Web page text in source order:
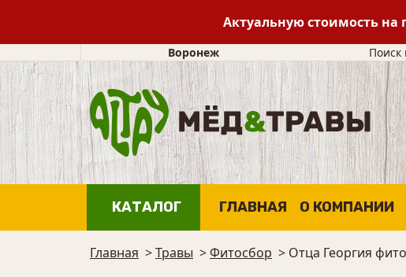
Актуальную стоимость на
Воронеж Поиск
КАТАЛОГ ГЛАВНАЯ О КОМПАНИИ
Главная >Травы >⁠Фитосбор > Отца Георгия